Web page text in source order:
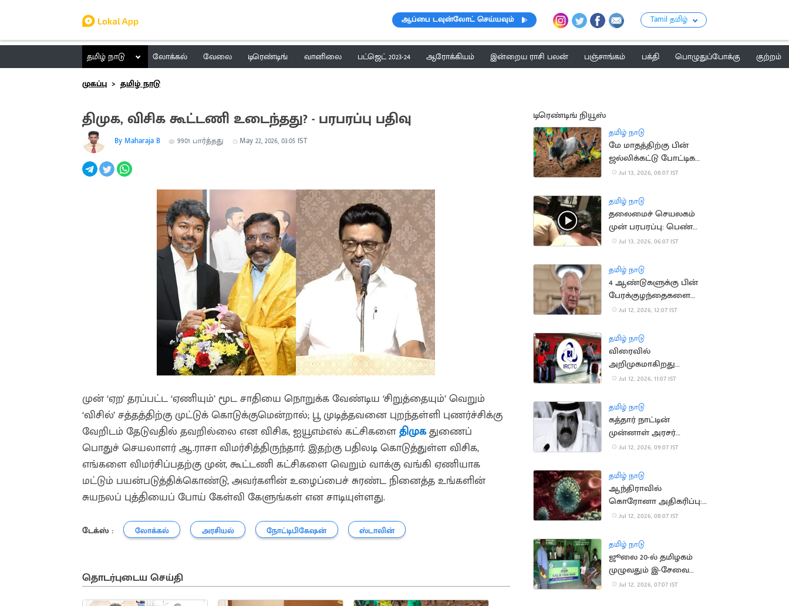
ஆப்பை டவுன்லோட் செய்யவும் Tamil தமிழ்
தமிழ் நாடு லோக்கல் வேலை டிரெண்டிங் வானிலை பட்ஜெட் 2023-24 ஆரோக்கியம் இன்றைய ராசி பலன் பஞ்சாங்கம் பக்தி பொழுதுப்போக்கு
குற்றம்
முகப்பு
தமிழ் நாடு
திமுக, விசிக கூட்டணி உடைந்தது? - பரபரப்பு பதிவு
By Maharaja B 9901 பார்த்தது May 22, 2026, 03:05 IST
முன் ‘ஏற’ தரப்பட்ட ‘ஏணியும்’ மூட சாதியை நொறுக்க வேண்டிய ‘சிறுத்தையும்’ வெறும்
‘விசில்’ சத்தத்திற்கு முட்டுக் கொடுக்குமென்றால்; பூ முடித்தவனை புறந்தள்ளி புணர்ச்சிக்கு
வேறிடம் தேடுவதில் தவறில்லை என விசிக, ஐயூஎம்எல் கட்சிகளைதிமுகதுணைப்
பொதுச் செயலாளர் ஆ.ராசா விமர்சித்திருந்தார். இதற்கு பதிலடி கொடுத்துள்ள விசிக,
எங்களை விமர்சிப்பதற்கு முன், கூட்டணி கட்சிகளை வெறும் வாக்கு வங்கி ஏணியாக
மட்டும் பயன்படுத்திக்கொண்டு, அவர்களின் உழைப்பைச் சுரண்ட நினைத்த உங்களின்
சுயநலப் புத்தியைப் போய் கேள்வி கேளுங்கள் என சாடியுள்ளது.
டேக்ஸ் : லோக்கல் அரசியல் நோட்டிபிகேஷன் ஸ்டாலின்
தொடர்புடைய செய்தி
டிரெண்டிங் நியூஸ்
தமிழ் நாடு
மே மாதத்திற்கு பின்
ஜல்லிக்கட்டு போட்டிகள்
நடத்தக்கூடாது..
Jul 13, 2026, 08:07 IST
தமிழ் நாடு
தலைமைச் செயலகம்
முன் பரபரப்பு: பெண்
தற்கொலை முயற்சி!
Jul 13, 2026, 06:07 IST
தமிழ் நாடு
4 ஆண்டுகளுக்கு பின்
பேரக்குழந்தைகளை
சந்தித்த இங்கிலாந்து
Jul 12, 2026, 12:07 IST
தமிழ் நாடு
விரைவில்
அறிமுகமாகிறது
மேம்படுத்தப்பட்ட புதிய
இணையதளம்
Jul 12, 2026, 11:07 IST
தமிழ் நாடு
கத்தார் நாட்டின்
முன்னாள் அரசர்
காலமானார்
Jul 12, 2026, 09:07 IST
தமிழ் நாடு
ஆந்திராவில்
கொரோனா அதிகரிப்பு:
சுகாதாரத் துறைக்கு
Jul 12, 2026, 08:07 IST
தமிழ் நாடு
ஜூலை 20-ல் தமிழகம்
முழுவதும் இ-சேவை
மையங்கள் மூடல்
Jul 12, 2026, 07:07 IST